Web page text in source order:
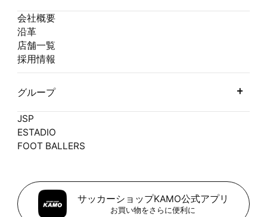
会社概要
沿革
店舗一覧
採用情報
グループ
JSP
ESTADIO
FOOT BALLERS
サッカーショップKAMO公式アプリ
お買い物をさらに便利に